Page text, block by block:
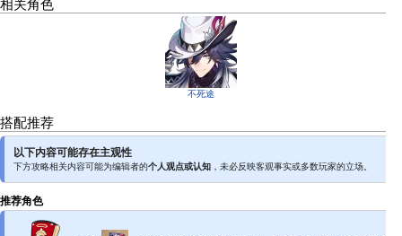
不死途
搭配推荐
以下内容可能存在主观性
下方攻略相关内容可能为编辑者的个人观点或认知 ，未必反映客观事实或多数玩家的立场。
推荐角色